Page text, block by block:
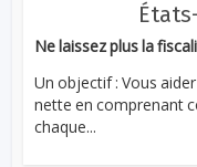
Ne laissez plus la
Un objectif : Vous
nette en comprenant
chaque...